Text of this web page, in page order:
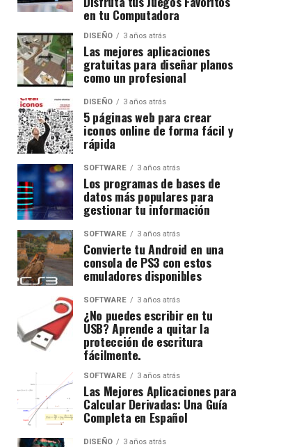
en tu Computadora
DISEÑO 3 años atrás
Las mejores aplicaciones
gratuitas para diseñar planos
como un profesional
DISEÑO 3 años atrás
5 páginas web para crear
iconos online de forma fácil y
rápida
SOFTWARE 3 años atrás
Los programas de bases de
datos más populares para
gestionar tu información
SOFTWARE 3 años atrás
Convierte tu Android en una
consola de PS3 con estos
emuladores disponibles
SOFTWARE 3 años atrás
¿No puedes escribir en tu
USB? Aprende a quitar la
protección de escritura
fácilmente.
SOFTWARE 3 años atrás
Las Mejores Aplicaciones para
Calcular Derivadas: Una Guía
Completa en Español
DISEÑO 3 años atrás